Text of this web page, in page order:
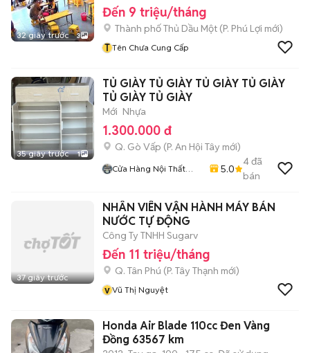
32 giây trước 3
Đến 9 triệu/tháng
Thành phố Thủ Dầu Một (P. Phú Lợi mới)
T Tên Chưa Cung Cấp
35 giây trước 1
TỦ GIÀY TỦ GIÀY TỦ GIÀY TỦ GIÀY
TỦ GIÀY TỦ GIÀY
Mới Nhựa
1.300.000 đ
Q. Gò Vấp (P. An Hội Tây mới)
Cửa Hàng Nội Thất
5.0
4đã
bán
37 giây trước
NHÂN VIÊN VẬN HÀNH MÁY BÁN
NƯỚC TỰ ĐỘNG
Công Ty TNHH Sugarv
Đến 11 triệu/tháng
Q. Tân Phú (P. Tây Thạnh mới)
v Vũ Thị Nguyệt
Honda Air Blade 110cc Đen Vàng
Đồng 63567 km